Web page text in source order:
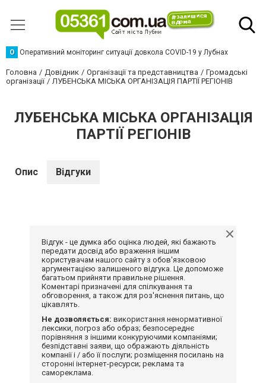
О Оперативний моніторинг ситуації довкола COVID-19 у Лубнах
Головна Довідник Організації та представництва
Громадські
організації
ЛУБЕНСЬКА МІСЬКА ОРГАНІЗАЦІЯ ПАРТІЇ РЕГІОНІВ
ЛУБЕНСЬКА МІСЬКА ОРГАНІЗАЦІЯ
ПАРТІЇ РЕГІОНІВ
Опис Відгуки
Відгук - це думка або оцінка людей, які бажають
передати досвід або враження іншим
користувачам нашого сайту з обов'язковою
аргументацією залишеного відгука. Це допоможе
багатьом прийняти правильне рішення.
Коментарі призначені для спілкування та
обговорення, а також для роз'яснення питань, що
цікавлять.
Не дозволяється: використання ненормативної
лексики, погроз або образ; безпосереднє
порівняння з іншими конкуруючими компаніями;
безпідставні заяви, що ображають діяльність
компанії і / або її послуги; розміщення посилань на
сторонні інтернет-ресурси; реклама та
самореклама.